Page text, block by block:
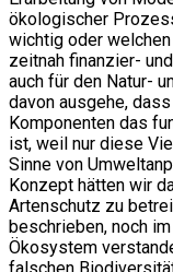
ökologischer
wichtig oder
zeitnah finanzier-
auch für den Natur-
davon ausgehe,
Komponenten das
ist, weil nur diese
Sinne von
Konzept hätten wir
Artenschutz zu
beschrieben, noch
Ökosystem